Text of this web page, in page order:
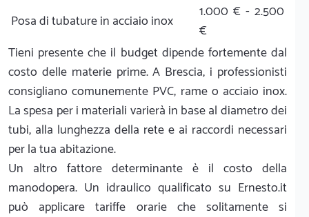
Posa di tubature in acciaio inox
1.000 € - 2.500
€
Tieni presente che il budget dipende fortemente dal
costo delle materie prime. A Brescia, i professionisti
consigliano comunemente PVC, rame o acciaio inox.
La spesa per i materiali varierà in base al diametro dei
tubi, alla lunghezza della rete e ai raccordi necessari
per la tua abitazione.
Un altro fattore determinante è il costo della
manodopera. Un idraulico qualificato su Ernesto.it
può applicare tariffe orarie che solitamente si